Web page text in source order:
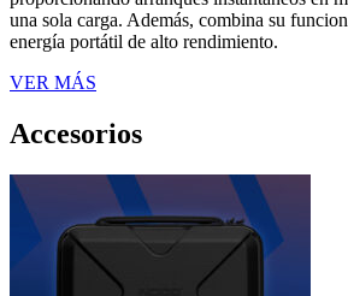
una sola carga. Además, combina su
energía portátil de alto rendimiento.
VER MÁS
Accesorios